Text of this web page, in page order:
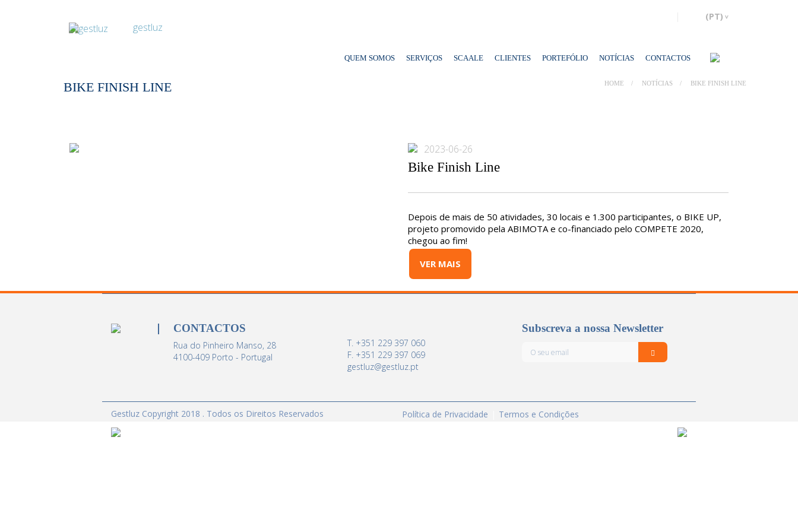
QUEM SOMOS SERVIÇOS SCAALE CLIENTES PORTEFÓLIO NOTÍCIAS CONTACTOS
BIKE FINISH LINE HOME NOTÍCIAS BIKE FINISH LINE
2023-06-26
Bike Finish Line
Depois de mais de 50 atividades, 30 locais e 1.300 participantes, o BIKE UP,
projeto promovido pela ABIMOTA e co-financiado pelo COMPETE 2020,
chegou ao fim!
VER MAIS
CONTACTOS
Rua do Pinheiro Manso, 28
4100-409 Porto - Portugal
T. +351 229 397 060
F. +351 229 397 069
gestluz@gestluz.pt
Subscreva a nossa Newsletter
Gestluz Copyright 2018 . Todos os Direitos Reservados Política de Privacidade Termos e Condições